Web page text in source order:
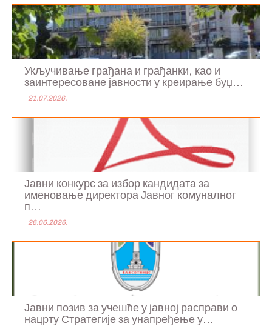
Укључивање грађана и грађанки, као и
заинтересоване јавности у креирање буџ...
21.07.2026.
Јавни конкурс за избор кандидата за
именовање директора Јавног комуналног
п...
26.06.2026.
Јавни позив за учешће у јавној расправи о
нацрту Стратегије за унапређење у...